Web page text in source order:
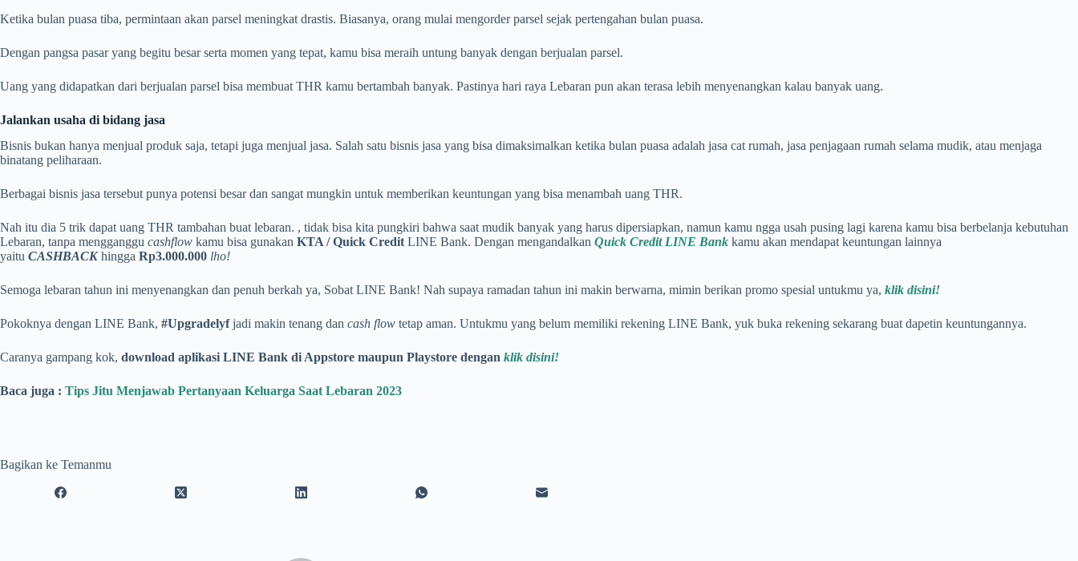
Ketika bulan puasa tiba, permintaan akan parsel meningkat drastis. Biasanya, orang mulai mengorder parsel sejak pertengahan bulan puasa.
Dengan pangsa pasar yang begitu besar serta momen yang tepat, kamu bisa meraih untung banyak dengan berjualan parsel.
Uang yang didapatkan dari berjualan parsel bisa membuat THR kamu bertambah banyak. Pastinya hari raya Lebaran pun akan terasa lebih menyenangkan kalau banyak uang.
Jalankan usaha di bidang jasa
Bisnis bukan hanya menjual produk saja, tetapi juga menjual jasa. Salah satu bisnis jasa yang bisa dimaksimalkan ketika bulan puasa adalah jasa cat rumah, jasa penjagaan rumah selama mudik, atau menjaga
binatang peliharaan.
Berbagai bisnis jasa tersebut punya potensi besar dan sangat mungkin untuk memberikan keuntungan yang bisa menambah uang THR.
Nah itu dia 5 trik dapat uang THR tambahan buat lebaran. , tidak bisa kita pungkiri bahwa saat mudik banyak yang harus dipersiapkan, namun kamu ngga usah pusing lagi karena kamu bisa berbelanja kebutuhan
Lebaran, tanpa mengganggu cashflow kamu bisa gunakan KTA / Quick Credit LINE Bank. Dengan mengandalkan Quick Credit LINE Bank kamu akan mendapat keuntungan lainnya
yaitu CASHBACKhingga Rp3.000.000 lho!
Semoga lebaran tahun ini menyenangkan dan penuh berkah ya, Sobat LINE Bank! Nah supaya ramadan tahun ini makin berwarna, mimin berikan promo spesial untukmu ya, klik disini!
Pokoknya dengan LINE Bank, #Upgradelyfjadi makin tenang dan cash flow tetap aman. Untukmu yang belum memiliki rekening LINE Bank, yuk buka rekening sekarang buat dapetin keuntungannya.
Caranya gampang kok, download aplikasi LINE Bank di Appstore maupun Playstore dengan klik disini!
Baca juga : Tips Jitu Menjawab Pertanyaan Keluarga Saat Lebaran 2023
Bagikan ke Temanmu